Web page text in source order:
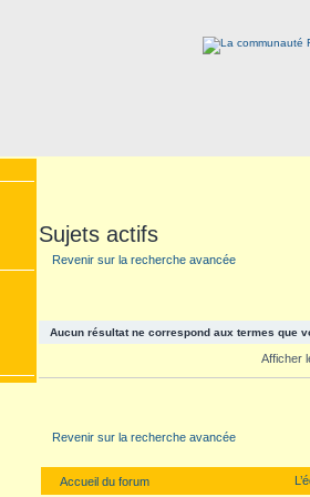
Sujets actifs
Revenir sur la recherche avancée
Aucun résultat ne correspond aux termes que
Afficher
Revenir sur la recherche avancée
Accueil du forum